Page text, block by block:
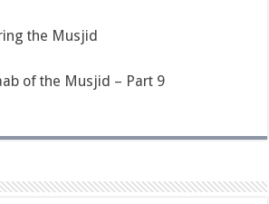
the Musjid
of the Musjid – Part 9